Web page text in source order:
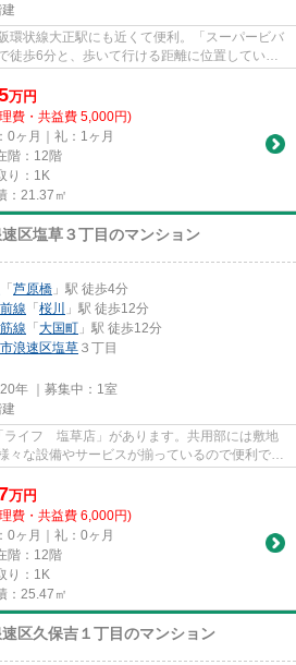
環状線大正駅にも近くて便利。「スーパービバ
徒歩6分と、歩いて行ける距離に位置していま
万円
費・共益費 5,000円)
0ヶ月｜礼：1ヶ月
階：12階
り：1K
：21.37㎡
区塩草３丁目のマンション
「 芦原橋 」駅 徒歩4分
線 「 桜川
」駅 徒歩12分
線 「 大国町 」駅 徒歩12分
浪速区塩草 ３丁目
年 ｜募集中： 1室
ライフ 塩草店」があります。共用部には敷地
々な設備やサービスが揃っているので便利で
万円
費・共益費 6,000円)
0ヶ月｜礼：0ヶ月
階：12階
り：1K
：25.47㎡
区久保吉１丁目のマンション